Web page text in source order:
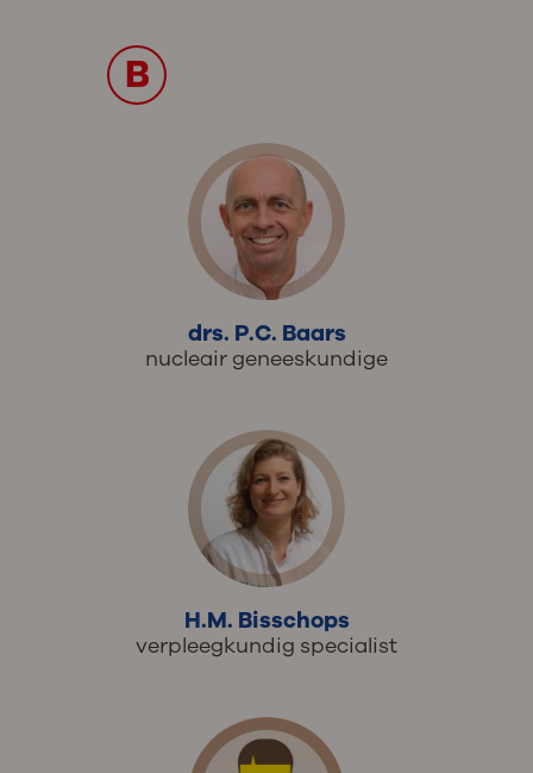
B
drs. P.C. Baars
nucleair geneeskundige
H.M. Bisschops
verpleegkundig specialist